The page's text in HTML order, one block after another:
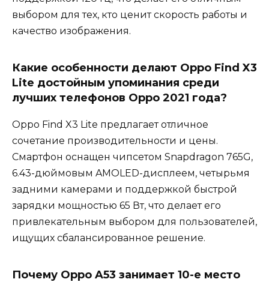
выбором для тех, кто ценит скорость работы и
качество изображения.
Какие особенности делают Oppo Find X3
Lite достойным упоминания среди
лучших телефонов Oppo 2021 года?
Oppo Find X3 Lite предлагает отличное
сочетание производительности и цены.
Смартфон оснащен чипсетом Snapdragon 765G,
6.43-дюймовым AMOLED-дисплеем, четырьмя
задними камерами и поддержкой быстрой
зарядки мощностью 65 Вт, что делает его
привлекательным выбором для пользователей,
ищущих сбалансированное решение.
Почему Oppo A53 занимает 10-е место